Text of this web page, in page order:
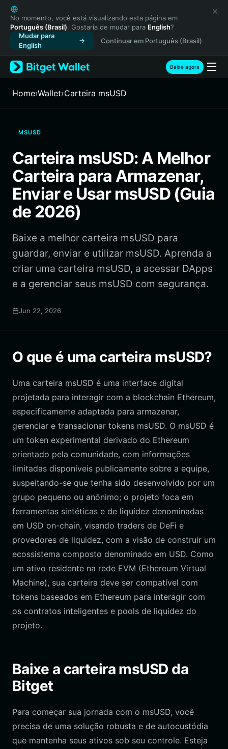
English
日本語
Tiếng Việt
Русский
Español (Latinoamérica)
Türkçe
Français
繁體中文
Bahasa Indonesia
ภาษาไทย
हिन्दी
Español
Português (Brasil)
No momento, você está visualizando esta página em
Português (Brasil). Gostaria de mudar para English?
Mudar para
English
Continuar em Português (Brasil)
Baixe agora
Home›Wallet›Carteira msUSD
MSUSD
Carteira msUSD: A Melhor
Carteira para Armazenar,
Enviar e Usar msUSD (Guia
de 2026)
Baixe a melhor carteira msUSD para
guardar, enviar e utilizar msUSD. Aprenda a
criar uma carteira msUSD, a acessar DApps
e a gerenciar seus msUSD com segurança.
Jun 22, 2026
O que é uma carteira msUSD?
Uma carteira msUSD é uma interface digital
projetada para interagir com a blockchain Ethereum,
especificamente adaptada para armazenar,
gerenciar e transacionar tokens msUSD. O msUSD é
um token experimental derivado do Ethereum
orientado pela comunidade, com informações
limitadas disponíveis publicamente sobre a equipe,
suspeitando-se que tenha sido desenvolvido por um
grupo pequeno ou anônimo; o projeto foca em
ferramentas sintéticas e de liquidez denominadas
em USD on-chain, visando traders de DeFi e
provedores de liquidez, com a visão de construir um
ecossistema composto denominado em USD. Como
um ativo residente na rede EVM (Ethereum Virtual
Machine), sua carteira deve ser compatível com
tokens baseados em Ethereum para interagir com
os contratos inteligentes e pools de liquidez do
projeto.
Baixe a carteira msUSD da
Bitget
Para começar sua jornada com o msUSD, você
precisa de uma solução robusta e de autocustódia
que mantenha seus ativos sob seu controle. Esteja